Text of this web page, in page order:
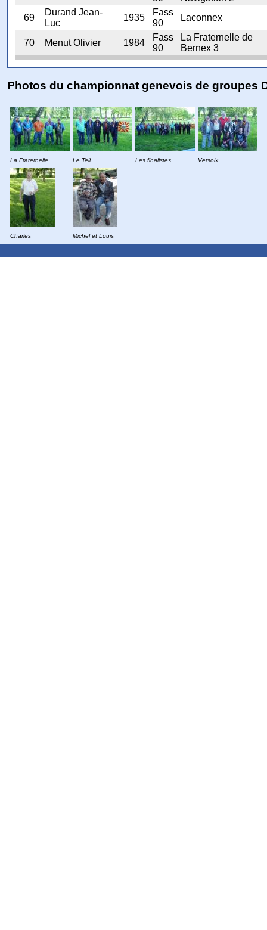
69
Durand Jean-
Luc
1935
Fass
90
Laconnex
70 Menut Olivier 1984
Fass
90
La Fraternelle de
Bernex 3
Photos du championnat genevois de groupes
La Fraternelle Le Tell Les finalistes Versoix
Charles Michel et Louis